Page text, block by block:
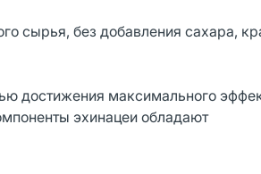
сырья, без добавления сахара,
достижения максимального
эхинацеи обладают